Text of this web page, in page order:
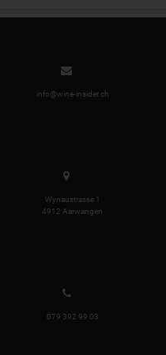
info@wine-insider.ch
Wynaustrasse 1
4912 Aarwangen
079 392 99 03